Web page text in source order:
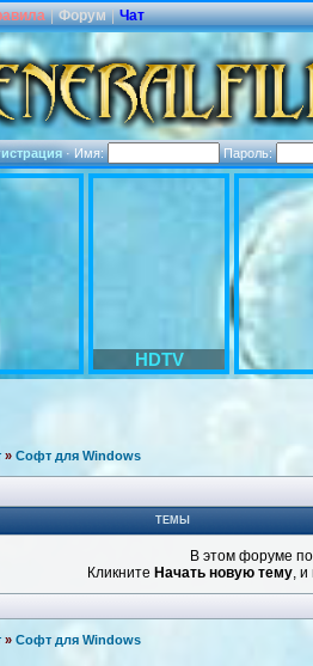
| Форум | Чат
·Имя: Пароль:
HDTV
» Софт для Windows
ТЕМЫ
В этом форуме
Кликните Начать новую тему ,
» Софт для Windows